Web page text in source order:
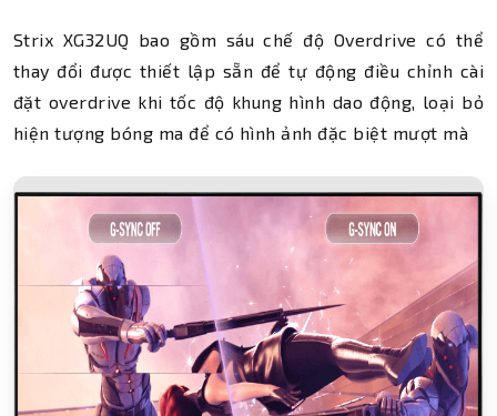
Strix XG32UQ bao gồm sáu chế độ Overdrive có thể
thay đổi được thiết lập sẵn để tự động điều chỉnh cài
đặt overdrive khi tốc độ khung hình dao động, loại bỏ
hiện tượng bóng ma để có hình ảnh đặc biệt mượt mà